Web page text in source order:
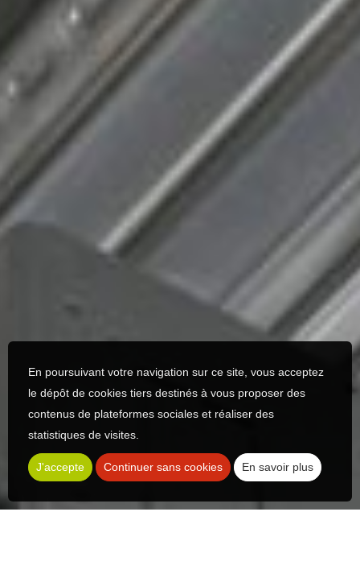
En poursuivant votre navigation sur ce site, vous acceptez
le dépôt de cookies tiers destinés à vous proposer des
contenus de plateformes sociales et réaliser des
statistiques de visites.
J'accepte Continuer sans cookies En savoir plus